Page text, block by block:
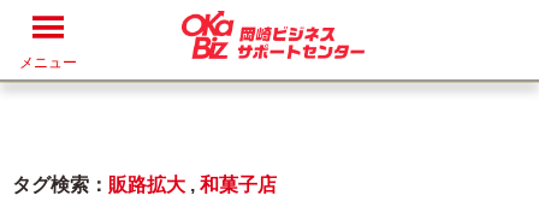
メニュー
タグ検索： 販路拡大 , 和菓子店